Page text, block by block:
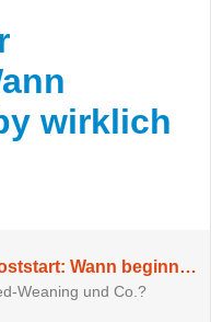
wirklich
75_Entspannter Beikoststart: Wann beginnt ein Baby wirklich zu essen?
Weaning und Co.?